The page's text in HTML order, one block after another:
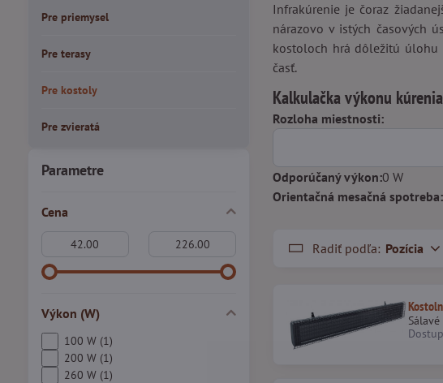
Infrakúrenie je čoraz
nárazovo v istých časových
kostoloch hrá dôležitú úlohu
časť.
Kalkulačka výkonu kúrenia
Rozloha miestnosti:
Odporúčaný výkon:0 W
Orientačná mesačná spotreba:
Radiť podľa: Pozícia
Parametre
Cena
Výkon (W)
100 W (1)
200 W (1)
260 W (1)
Pre priemysel
Pre terasy
Pre kostoly
Pre zvieratá